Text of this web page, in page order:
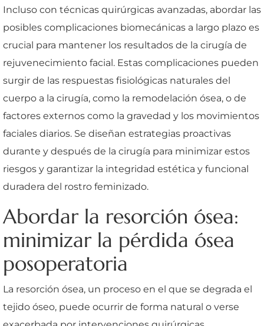
Incluso con técnicas quirúrgicas avanzadas, abordar las
posibles complicaciones biomecánicas a largo plazo es
crucial para mantener los resultados de la cirugía de
rejuvenecimiento facial. Estas complicaciones pueden
surgir de las respuestas fisiológicas naturales del
cuerpo a la cirugía, como la remodelación ósea, o de
factores externos como la gravedad y los movimientos
faciales diarios. Se diseñan estrategias proactivas
durante y después de la cirugía para minimizar estos
riesgos y garantizar la integridad estética y funcional
duradera del rostro feminizado.
Abordar la resorción ósea:
minimizar la pérdida ósea
posoperatoria
La resorción ósea, un proceso en el que se degrada el
tejido óseo, puede ocurrir de forma natural o verse